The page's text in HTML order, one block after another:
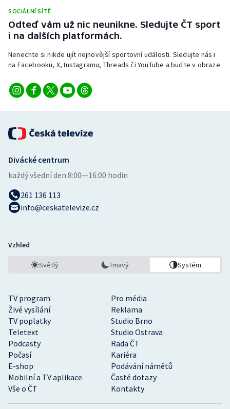
Veslování
Vodní slalom
Volejbal
SOCIÁLNÍ SÍTĚ
Odteď vám už nic neunikne. Sledujte ČT sport
i na dalších platformách.
Nenechte si nikde ujít nejnovější sportovní události. Sledujte nás i
na Facebooku, X, Instagramu, Threads či YouTube a buďte v obraze.
TV program
Pro média
Živé vysílání
Reklama
TV poplatky
Studio Brno
Teletext
Studio Ostrava
Podcasty
Rada ČT
Počasí
Kariéra
E-shop
Podávání námětů
Mobilní a TV aplikace
Časté dotazy
Vše o ČT
Kontakty
Divácké centrum
každý všední den:8:00—16:00 hodin
261 136 113
info@ceskatelevize.cz
Vzhled
Světlý Tmavý Systém